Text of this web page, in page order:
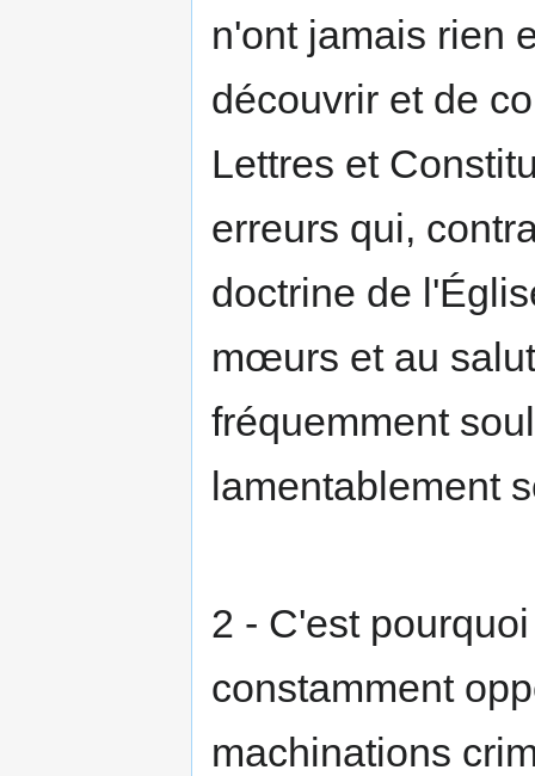
n'ont jamais rien
découvrir et de
Lettres et
erreurs qui,
doctrine de
mœurs et au
fréquemment
lamentablement
2 - C'est
constamment
machinations